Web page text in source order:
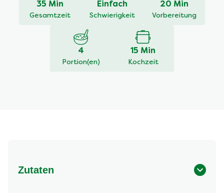
abgegeben35 Min
Gesamtzeit
Einfach
Schwierigkeit
20 Min
Vorbereitung
4
Portion(en)
15 Min
Kochzeit
Zutaten